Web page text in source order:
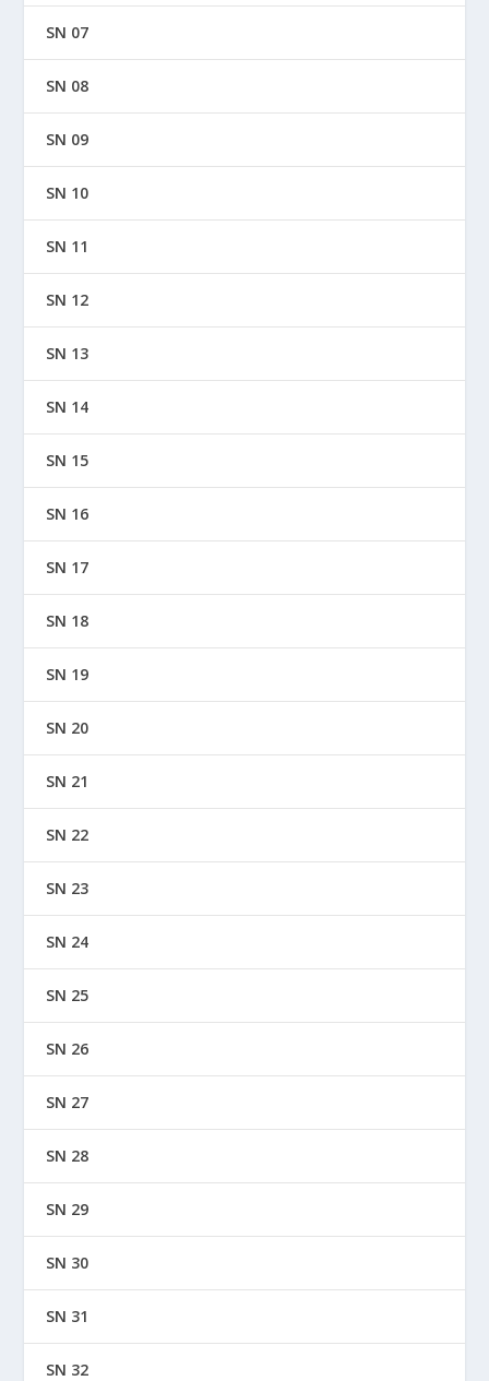
SN 07
SN 08
SN 09
SN 10
SN 11
SN 12
SN 13
SN 14
SN 15
SN 16
SN 17
SN 18
SN 19
SN 20
SN 21
SN 22
SN 23
SN 24
SN 25
SN 26
SN 27
SN 28
SN 29
SN 30
SN 31
SN 32